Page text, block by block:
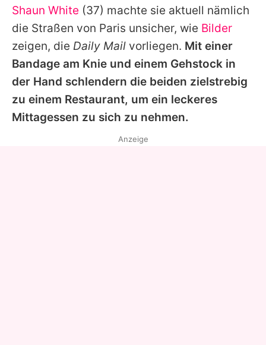
Shaun White (37) machte sie aktuell nämlich
die Straßen von Paris unsicher, wie Bilder
zeigen, die Daily Mail vorliegen. Mit einer
Bandage am Knie und einem Gehstock in
der Hand schlendern die beiden zielstrebig
zu einem Restaurant, um ein leckeres
Mittagessen zu sich zu nehmen.
Anzeige